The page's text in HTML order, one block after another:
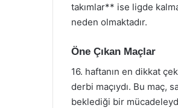
takımlar** ise ligde
neden olmaktadır.
Öne Çıkan Maçlar
16. haftanın en dikkat
derbi maçıydı. Bu maç,
beklediği bir